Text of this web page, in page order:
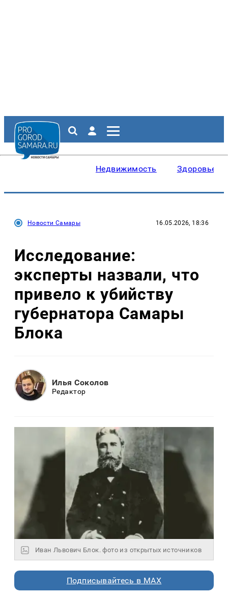
Недвижимость Здоровье
Новости Самары 16.05.2026, 18:36
Исследование:
эксперты назвали, что
привело к убийству
губернатора Самары
Блока
Илья Соколов
Редактор
Иван Львович Блок. фото из открытых источников
Подписывайтесь в MAX